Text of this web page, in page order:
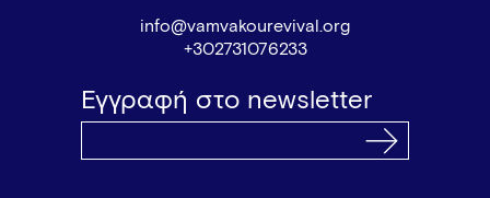
info@vamvakourevival.org
+302731076233
Εγγραφή στο newsletter